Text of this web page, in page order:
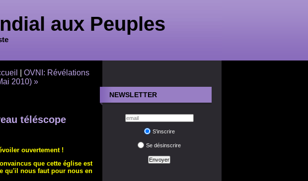
aux Peuples
NEWSLETTER
S'inscrire
Se désinscrire
OVNI: Révélations
2010) »
téléscope
ouvertement !
que cette église est
qu'il nous faut pour nous en